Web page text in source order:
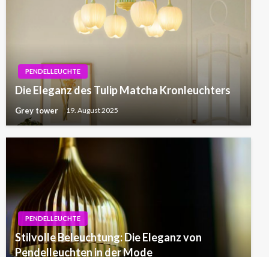
PENDELLEUCHTE
Die Eleganz des Tulip Matcha Kronleuchters
Grey tower 19. August 2025
PENDELLEUCHTE
Stilvolle Beleuchtung: Die Eleganz von
Pendelleuchten in der Mode